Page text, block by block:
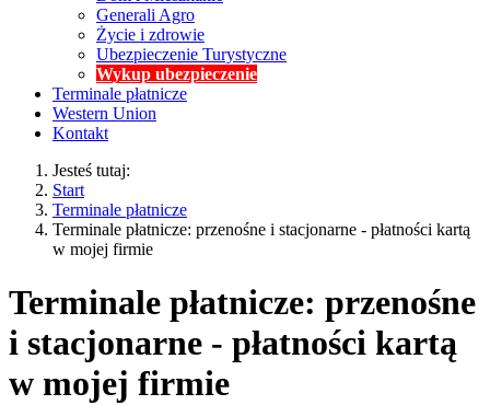
Generali Agro
Życie i zdrowie
Ubezpieczenie Turystyczne
Wykup ubezpieczenie
Terminale płatnicze
Western Union
Kontakt
Jesteś tutaj:
Start
Terminale płatnicze
Terminale płatnicze: przenośne i stacjonarne - płatności kartą
w mojej firmie
Terminale płatnicze: przenośne
i stacjonarne - płatności kartą
w mojej firmie